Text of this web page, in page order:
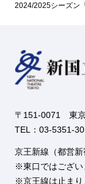
2024/2025シーズン
〒151-0071 東
TEL：03-5351-
京王新線（都営新
東口ではござい
京王線は止まり